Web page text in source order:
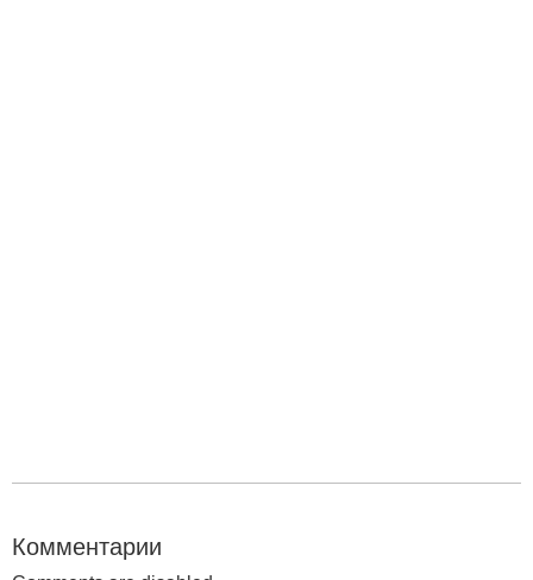
Комментарии